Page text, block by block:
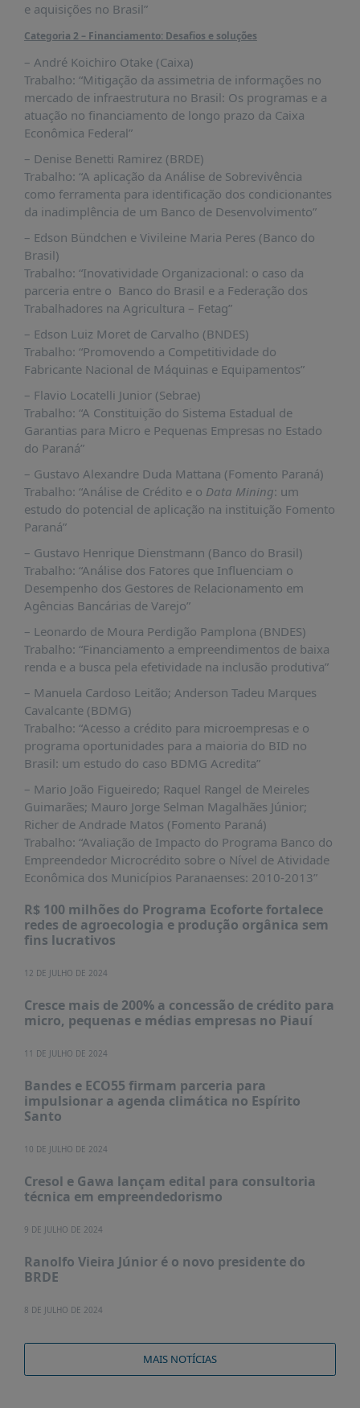
e aquisições no Brasil”
Categoria 2 – Financiamento: Desafios e soluções
– André Koichiro Otake (Caixa)
Trabalho: “Mitigação da assimetria de informações no
mercado de infraestrutura no Brasil: Os programas e a
atuação no financiamento de longo prazo da Caixa
Econômica Federal”
– Denise Benetti Ramirez (BRDE)
Trabalho: “A aplicação da Análise de Sobrevivência
como ferramenta para identificação dos condicionantes
da inadimplência de um Banco de Desenvolvimento”
– Edson Bündchen e Vivileine Maria Peres (Banco do
Brasil)
Trabalho: “Inovatividade Organizacional: o caso da
parceria entre o Banco do Brasil e a Federação dos
Trabalhadores na Agricultura – Fetag”
– Edson Luiz Moret de Carvalho (BNDES)
Trabalho: “Promovendo a Competitividade do
Fabricante Nacional de Máquinas e Equipamentos”
– Flavio Locatelli Junior (Sebrae)
Trabalho: “A Constituição do Sistema Estadual de
Garantias para Micro e Pequenas Empresas no Estado
do Paraná”
– Gustavo Alexandre Duda Mattana (Fomento Paraná)
Trabalho: “Análise de Crédito e o Data Mining: um
estudo do potencial de aplicação na instituição Fomento
Paraná”
– Gustavo Henrique Dienstmann (Banco do Brasil)
Trabalho: “Análise dos Fatores que Influenciam o
Desempenho dos Gestores de Relacionamento em
Agências Bancárias de Varejo”
– Leonardo de Moura Perdigão Pamplona (BNDES)
Trabalho: “Financiamento a empreendimentos de baixa
renda e a busca pela efetividade na inclusão produtiva”
– Manuela Cardoso Leitão; Anderson Tadeu Marques
Cavalcante (BDMG)
Trabalho: “Acesso a crédito para microempresas e o
programa oportunidades para a maioria do BID no
Brasil: um estudo do caso BDMG Acredita”
– Mario João Figueiredo; Raquel Rangel de Meireles
Guimarães; Mauro Jorge Selman Magalhães Júnior;
Richer de Andrade Matos (Fomento Paraná)
Trabalho: “Avaliação de Impacto do Programa Banco do
Empreendedor Microcrédito sobre o Nível de Atividade
Econômica dos Municípios Paranaenses: 2010-2013”
R$ 100 milhões do Programa Ecoforte fortalece
redes de agroecologia e produção orgânica sem
fins lucrativos
12 DE JULHO DE 2024
Cresce mais de 200% a concessão de crédito para
micro, pequenas e médias empresas no Piauí
11 DE JULHO DE 2024
Bandes e ECO55 firmam parceria para
impulsionar a agenda climática no Espírito
Santo
10 DE JULHO DE 2024
Cresol e Gawa lançam edital para consultoria
técnica em empreendedorismo
9 DE JULHO DE 2024
Ranolfo Vieira Júnior é o novo presidente do
BRDE
8 DE JULHO DE 2024
MAIS NOTÍCIAS